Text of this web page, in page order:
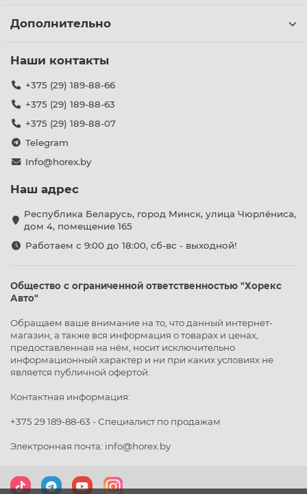
Дополнительно
Наши контакты
+375 (29) 189-88-66
+375 (29) 189-88-63
+375 (29) 189-88-07
Telegram
Info@horex.by
Наш адрес
Республика Беларусь, город Минск, улица Чюрлёниса,
дом 4, помещение 165
Работаем с 9:00 до 18:00, сб-вс - выходной!
Общество с ограниченной ответственностью "Хорекс
Авто"
Обращаем ваше внимание на то, что данный интернет-
магазин, а также вся информация о товарах и ценах,
предоставленная на нём, носит исключительно
информационный характер и ни при каких условиях не
является публичной офертой.
Контактная информация:
+375 29 189-88-63 - Специалист по продажам
Электронная почта: info@horex.by